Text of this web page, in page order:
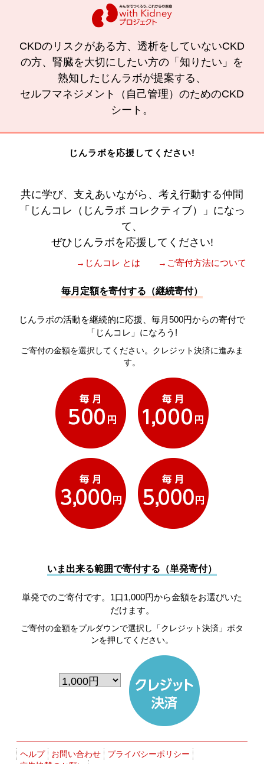
CKDのリスクがある方、透析をしていないCKD
の方、腎臓を大切にしたい方の「知りたい」を
熟知したじんラボが提案する、
セルフマネジメント（自己管理）のためのCKD
シート。
じんラボを応援してください!
共に学び、支えあいながら、考え行動する仲間
「じんコレ（じんラボ コレクティブ）」になっ
て、
ぜひじんラボを応援してください!
→じんコレ とは →ご寄付方法について
毎月定額を寄付する（継続寄付）
じんラボの活動を継続的に応援、毎月500円からの寄付で
「じんコレ」になろう!
ご寄付の金額を選択してください。クレジット決済に進みま
す。
いま出来る範囲で寄付する（単発寄付）
単発でのご寄付です。1口1,000円から金額をお選びいた
だけます。
ご寄付の金額をプルダウンで選択し「クレジット決済」ボタ
ンを押してください。
ヘルプ お問い合わせ
プライバシーポリシー